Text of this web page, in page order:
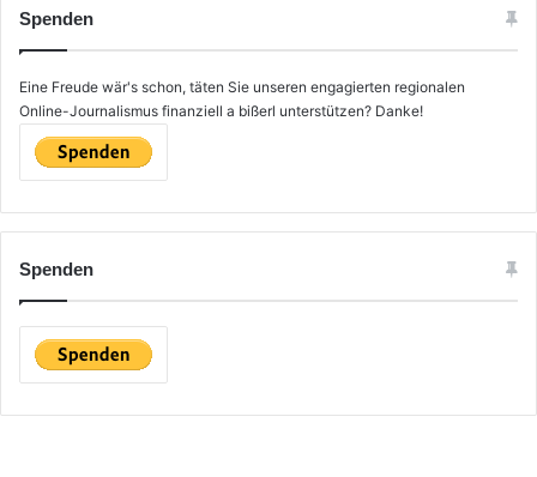
Spenden
Eine Freude wär's schon, täten Sie unseren engagierten regionalen
Online-Journalismus finanziell a bißerl unterstützen? Danke!
Spenden